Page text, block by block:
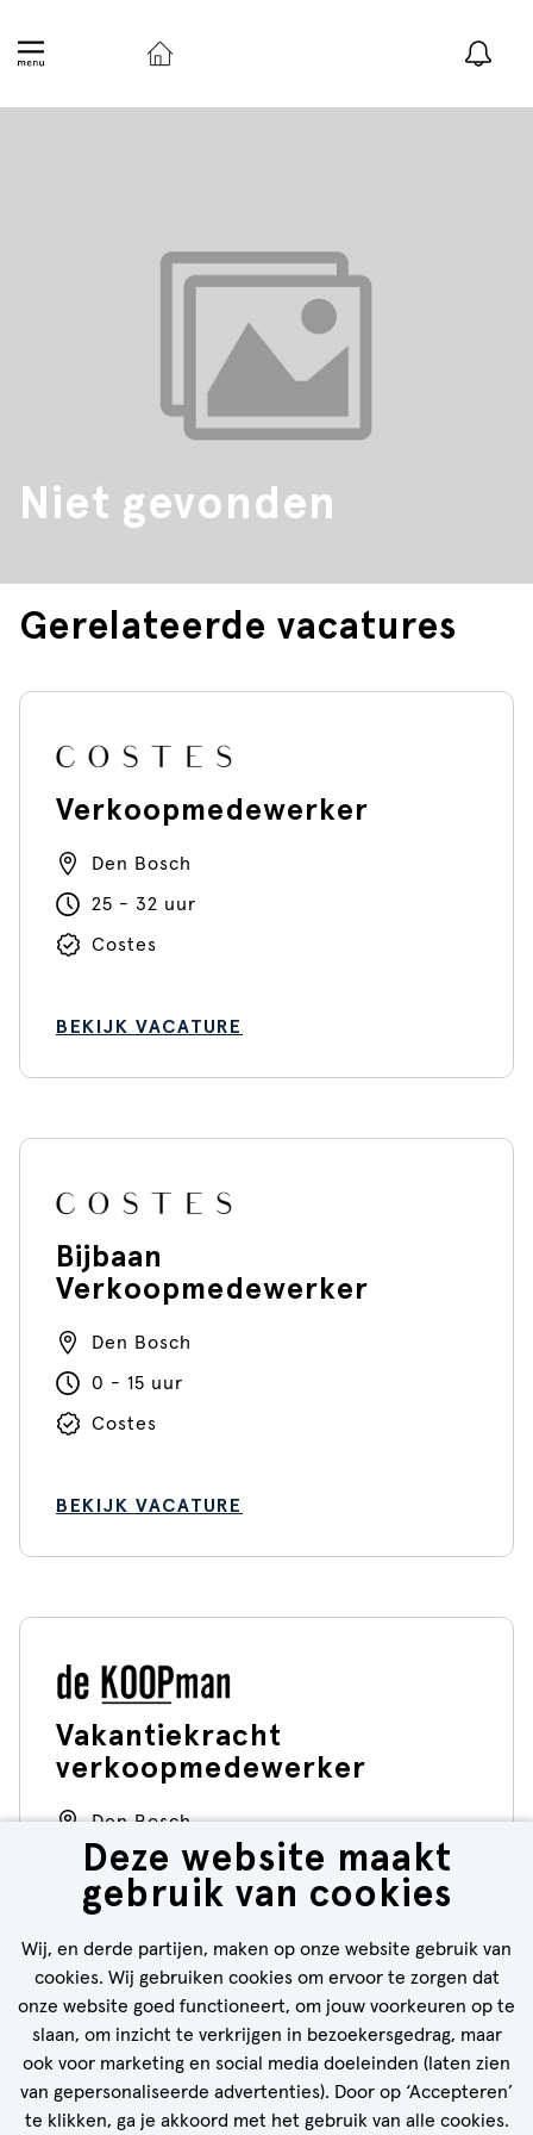
Deze website maakt
gebruik van cookies
Wij, en derde partijen, maken op onze website gebruik van
cookies. Wij gebruiken cookies om ervoor te zorgen dat
onze website goed functioneert, om jouw voorkeuren op te
slaan, om inzicht te verkrijgen in bezoekersgedrag, maar
ook voor marketing en social media doeleinden (laten zien
van gepersonaliseerde advertenties). Door op ‘Accepteren’
te klikken, ga je akkoord met het gebruik van alle cookies.
Niet gevonden
Gerelateerde vacatures
Verkoopmedewerker
Den Bosch
25 - 32 uur
Costes
BEKIJK VACATURE
Bijbaan
Verkoopmedewerker
Den Bosch
0 - 15 uur
Costes
BEKIJK VACATURE
Vakantiekracht
verkoopmedewerker
Den Bosch
5 - 32 uur
De KOOPman
BEKIJK VACATURE